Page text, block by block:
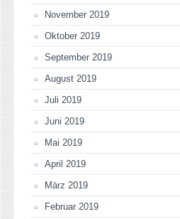
November 2019
Oktober 2019
September 2019
August 2019
Juli 2019
Juni 2019
Mai 2019
April 2019
März 2019
Februar 2019